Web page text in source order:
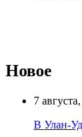
Новое
7
В Улан-